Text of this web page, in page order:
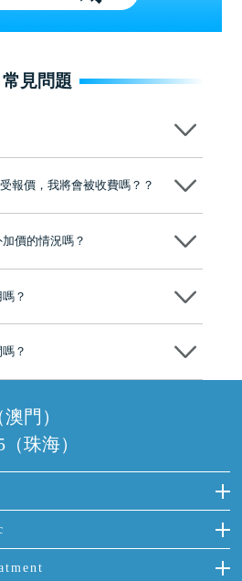
常見問題
牌」，是諾貝爾種植系統全球放心植牙中
地區的顧客，受到粵港澳大灣區及周邊城
何問題都可以隨時預約免費咨詢，讓人十
報價，我將會被收費嗎？？
價的情況嗎？
？
率轉算收取費用，而匯率會及時告知客人
？
門）
珠海）